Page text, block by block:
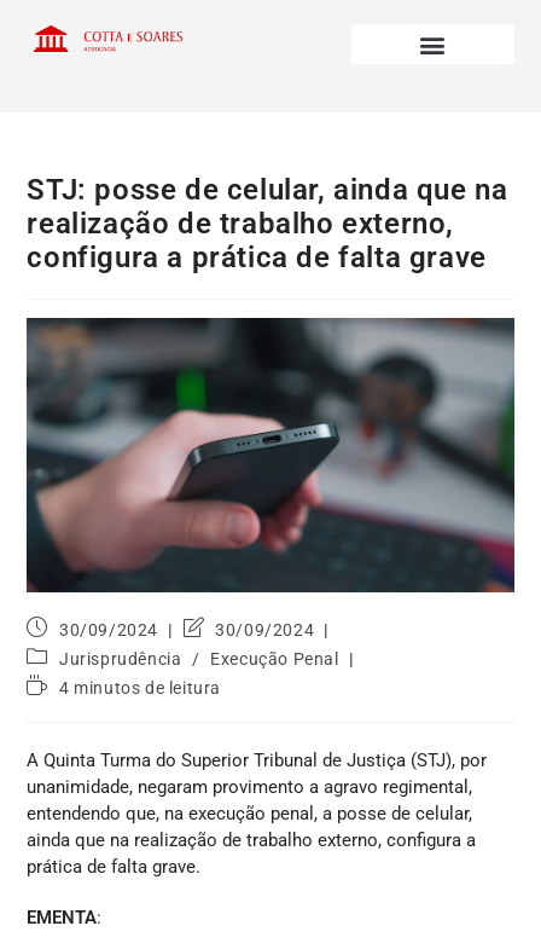
STJ: posse de celular, ainda que na
realização de trabalho externo,
configura a prática de falta grave
30/09/2024
30/09/2024
Jurisprudência
/
Execução Penal
4 minutos de leitura
A Quinta Turma do Superior Tribunal de Justiça (STJ), por
unanimidade, negaram provimento a agravo regimental,
entendendo que, na execução penal, a posse de celular,
ainda que na realização de trabalho externo, configura a
prática de falta grave.
EMENTA: